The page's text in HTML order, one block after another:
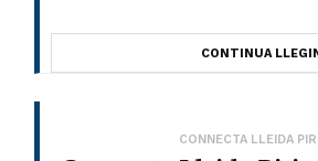
CONTINUA
CONNECTA LLEIDA